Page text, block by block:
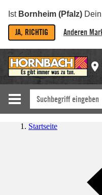
Ist Bornheim (Pfalz)
JA, RICHTIG Anderen
Startseite